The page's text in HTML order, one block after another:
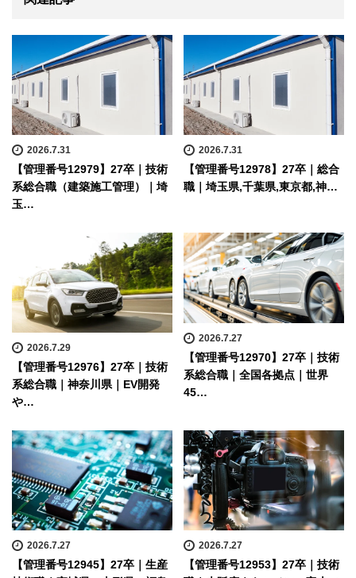
2026.7.31
【管理番号12979】27卒｜技術
系総合職（建築施工管理）｜埼
玉…
2026.7.31
【管理番号12978】27卒｜総合
職｜埼玉県,千葉県,東京都,神…
2026.7.29
【管理番号12976】27卒｜技術
系総合職｜神奈川県｜EV開発
や…
2026.7.27
【管理番号12970】27卒｜技術
系総合職｜全国各拠点｜世界
45…
2026.7.27
【管理番号12945】27卒｜生産
2026.7.27
【管理番号12953】27卒｜技術